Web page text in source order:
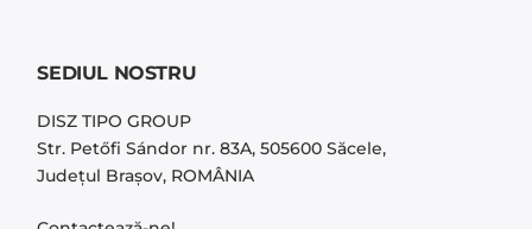
SEDIUL NOSTRU
DISZ TIPO GROUP
Str. Petőfi Sándor nr. 83A, 505600 Săcele,
Județul Brașov, ROMÂNIA